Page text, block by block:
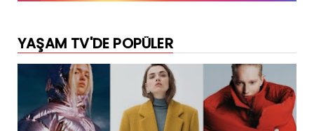
YAŞAM TV'DE POPÜLER